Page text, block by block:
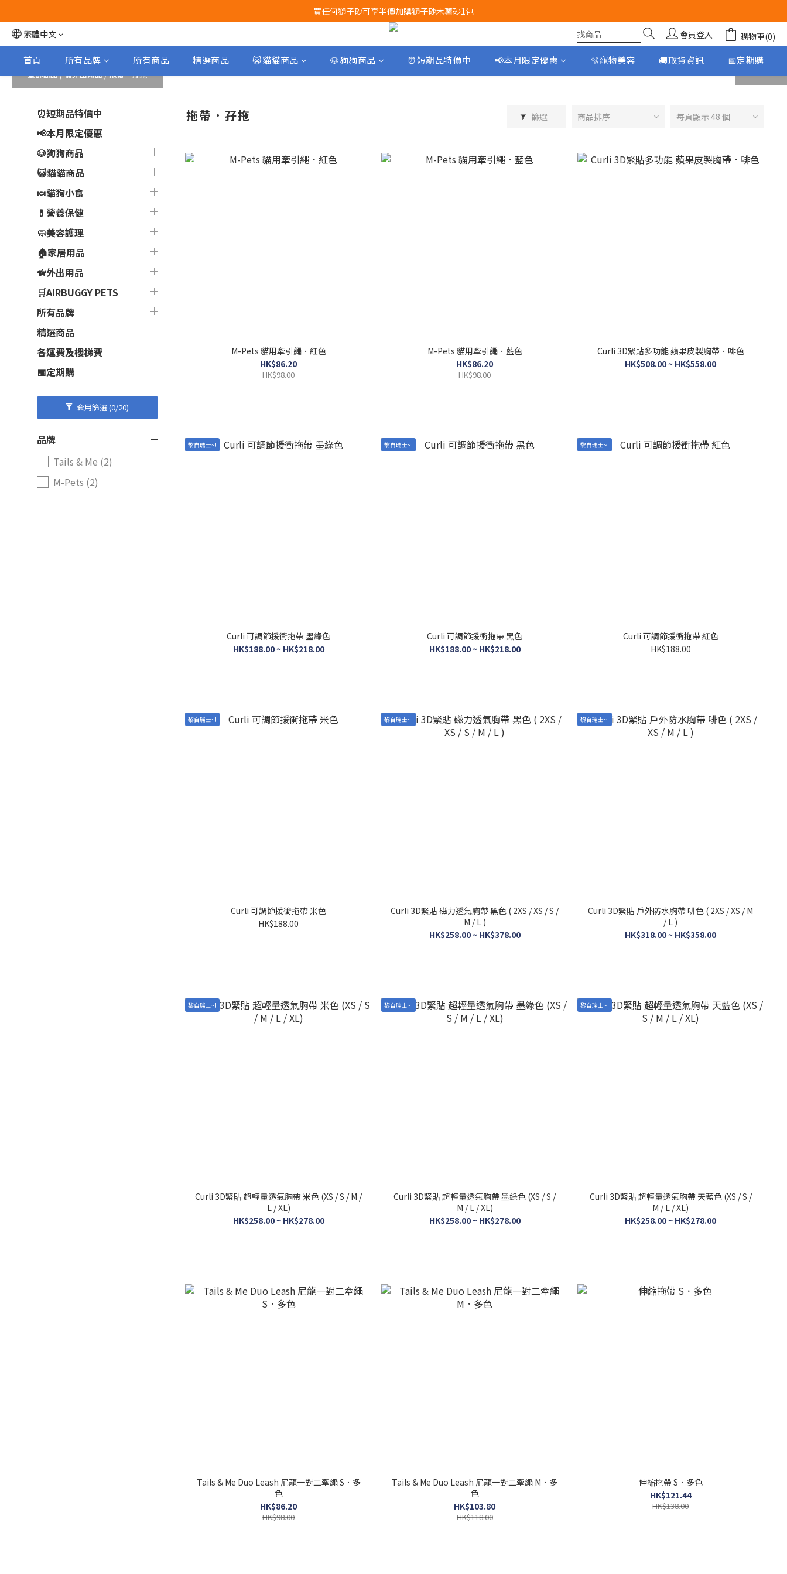
Airbuggy 全線現貨8折！立即點擊火速搶購
買任何獅子砂可享半價加購獅子砂木薯砂1包
Airbuggy 全線現貨8折！立即點擊火速搶購
繁體中文 會員登入 購物車(0)
首頁 所有品牌 所有商品 精選商品 😺貓貓商品 🐶狗狗商品 ⏰短期品特價中 📢本月限定優惠 🫧寵物美容 🚚取貨資訊 📅定期購
prev
全部商品/🦮外出用品/拖帶．孖拖
⏰短期品特價中
📢本月限定優惠
🐶狗狗商品
😺貓貓商品
🍬貓狗小食
💊營養保健
🧼美容護理
🏠家居用品
🦮外出用品
🛒AIRBUGGY PETS
所有品牌
精選商品
各運費及樓梯費
📅定期購
套用篩選(0/20)
品牌
Tails & Me (2)
M-Pets (2)
拖帶．孖拖 篩選 商品排序 每頁顯示 48 個
M-Pets 貓用牽引繩．紅色
HK$86.20
HK$98.00
M-Pets 貓用牽引繩．藍色
HK$86.20
HK$98.00
Curli 3D緊貼多功能 蘋果皮製胸帶．啡色
HK$508.00 ~ HK$558.00
黎自瑞士~!
Curli 可調節援衝拖帶 墨綠色
HK$188.00 ~ HK$218.00
黎自瑞士~!
Curli 可調節援衝拖帶 黑色
HK$188.00 ~ HK$218.00
黎自瑞士~!
Curli 可調節援衝拖帶 紅色
HK$188.00
黎自瑞士~!
Curli 可調節援衝拖帶 米色
HK$188.00
黎自瑞士~!
Curli 3D緊貼 磁力透氣胸帶 黑色 ( 2XS / XS / S /
M / L )
HK$258.00 ~ HK$378.00
黎自瑞士~!
Curli 3D緊貼 戶外防水胸帶 啡色 ( 2XS / XS / M
/ L )
HK$318.00 ~ HK$358.00
黎自瑞士~!
Curli 3D緊貼 超輕量透氣胸帶 米色 (XS / S / M /
L / XL)
HK$258.00 ~ HK$278.00
黎自瑞士~!
Curli 3D緊貼 超輕量透氣胸帶 墨綠色 (XS / S /
M / L / XL)
HK$258.00 ~ HK$278.00
黎自瑞士~!
Curli 3D緊貼 超輕量透氣胸帶 天藍色 (XS / S /
M / L / XL)
HK$258.00 ~ HK$278.00
Tails & Me Duo Leash 尼龍一對二牽繩 S．多
色
HK$86.20
HK$98.00
Tails & Me Duo Leash 尼龍一對二牽繩 M．多
色
HK$103.80
HK$118.00
伸縮拖帶 S．多色
HK$121.44
HK$138.00